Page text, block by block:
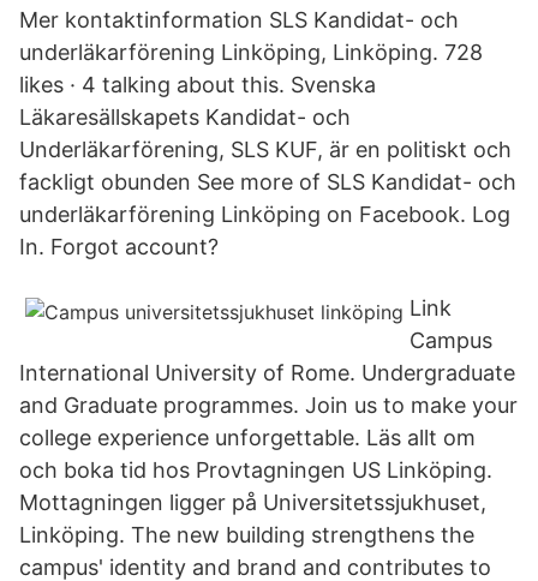
Mer kontaktinformation SLS Kandidat- och
underläkarförening Linköping, Linköping. 728
likes · 4 talking about this. Svenska
Läkaresällskapets Kandidat- och
Underläkarförening, SLS KUF, är en politiskt och
fackligt obunden See more of SLS Kandidat- och
underläkarförening Linköping on Facebook. Log
In. Forgot account?
Link
Campus
International University of Rome. Undergraduate
and Graduate programmes. Join us to make your
college experience unforgettable. Läs allt om
och boka tid hos Provtagningen US Linköping.
Mottagningen ligger på Universitetssjukhuset,
Linköping. The new building strengthens the
campus' identity and brand and contributes to